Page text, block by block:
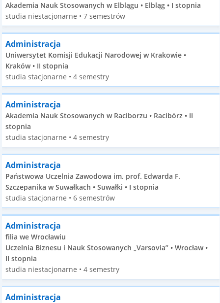
Akademia Nauk Stosowanych w Elblągu • Elbląg • I stopnia
studia niestacjonarne • 7 semestrów
Administracja
Uniwersytet Komisji Edukacji Narodowej w Krakowie •
Kraków • II stopnia
studia stacjonarne • 4 semestry
Administracja
Akademia Nauk Stosowanych w Raciborzu • Racibórz • II
stopnia
studia stacjonarne • 4 semestry
Administracja
Państwowa Uczelnia Zawodowa im. prof. Edwarda F.
Szczepanika w Suwałkach • Suwałki • I stopnia
studia stacjonarne • 6 semestrów
Administracja
filia we Wrocławiu
Uczelnia Biznesu i Nauk Stosowanych „Varsovia” • Wrocław •
II stopnia
studia niestacjonarne • 4 semestry
Administracja